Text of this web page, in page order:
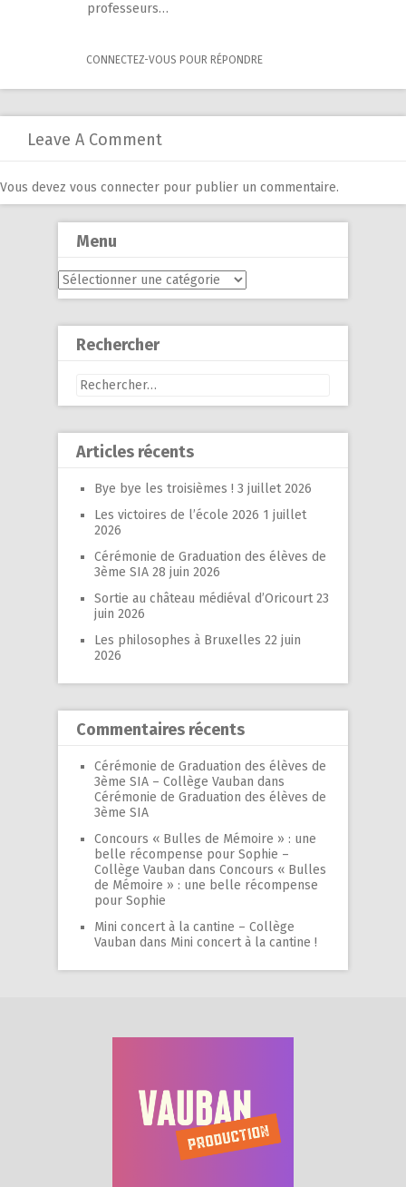
professeurs…
CONNECTEZ-VOUS POUR RÉPONDRE
Leave A Comment
Vous devez vous connecter pour publier un commentaire.
Menu
Menu
Rechercher
Rechercher :
Articles récents
Bye bye les troisièmes ! 3 juillet 2026
Les victoires de l’école 2026 1 juillet
2026
Cérémonie de Graduation des élèves de
3ème SIA 28 juin 2026
Sortie au château médiéval d’Oricourt 23
juin 2026
Les philosophes à Bruxelles 22 juin
2026
Commentaires récents
Cérémonie de Graduation des élèves de
3ème SIA – Collège Vauban dans
Cérémonie de Graduation des élèves de
3ème SIA
Concours « Bulles de Mémoire » : une
belle récompense pour Sophie –
Collège Vauban dans Concours « Bulles
de Mémoire » : une belle récompense
pour Sophie
Mini concert à la cantine – Collège
Vauban dans Mini concert à la cantine !